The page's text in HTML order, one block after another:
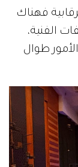
فهناك
الفنية،
طوال